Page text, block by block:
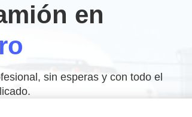
en
sin esperas y con todo el